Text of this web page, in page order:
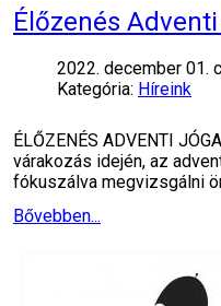
Élőzenés
2022. december 01.
Kategória: Híreink
ÉLŐZENÉS ADVENTI
várakozás idején, az
fókuszálva megvizsgálni
Bővebben...